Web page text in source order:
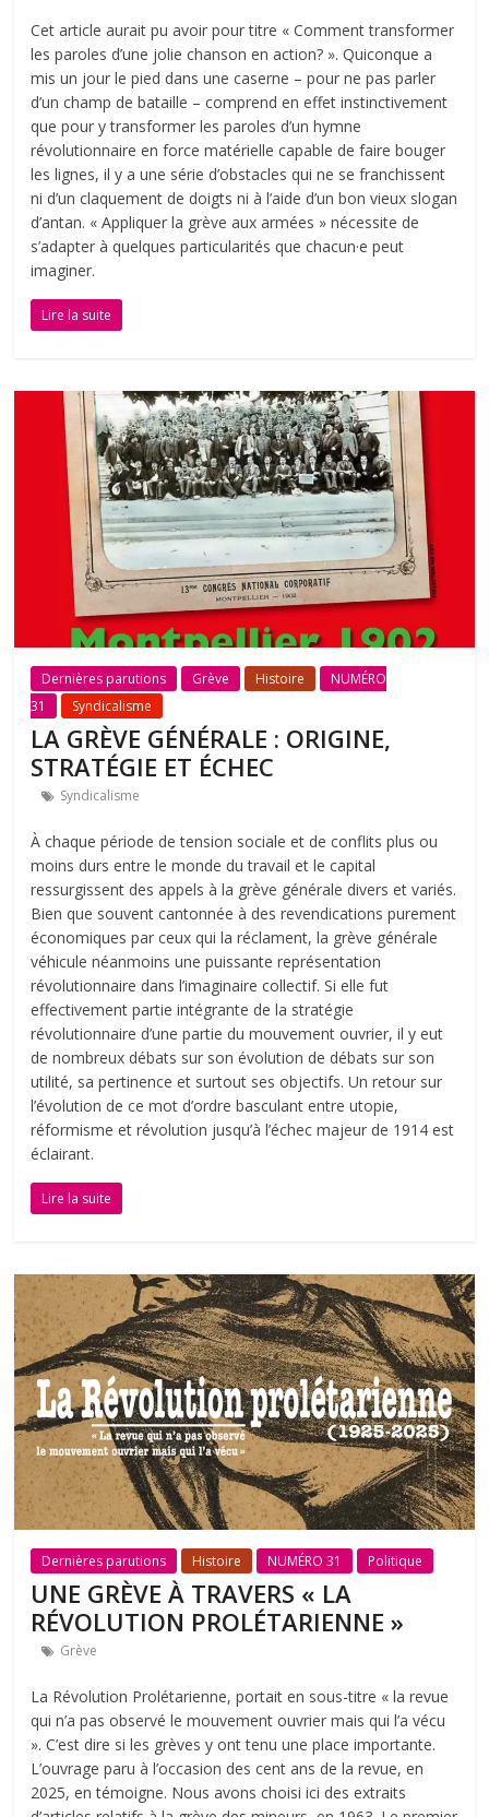
Cet article aurait pu avoir pour titre « Comment transformer
les paroles d’une jolie chanson en action? ». Quiconque a
mis un jour le pied dans une caserne – pour ne pas parler
d’un champ de bataille – comprend en effet instinctivement
que pour y transformer les paroles d’un hymne
révolutionnaire en force matérielle capable de faire bouger
les lignes, il y a une série d’obstacles qui ne se franchissent
ni d’un claquement de doigts ni à l’aide d’un bon vieux slogan
d’antan. « Appliquer la grève aux armées » nécessite de
s’adapter à quelques particularités que chacun·e peut
imaginer.
Lire la suite
Dernières parutions Grève Histoire
NUMÉRO
31
Syndicalisme
LA GRÈVE GÉNÉRALE : ORIGINE,
STRATÉGIE ET ÉCHEC
Syndicalisme
À chaque période de tension sociale et de conflits plus ou
moins durs entre le monde du travail et le capital
ressurgissent des appels à la grève générale divers et variés.
Bien que souvent cantonnée à des revendications purement
économiques par ceux qui la réclament, la grève générale
véhicule néanmoins une puissante représentation
révolutionnaire dans l’imaginaire collectif. Si elle fut
effectivement partie intégrante de la stratégie
révolutionnaire d’une partie du mouvement ouvrier, il y eut
de nombreux débats sur son évolution de débats sur son
utilité, sa pertinence et surtout ses objectifs. Un retour sur
l’évolution de ce mot d’ordre basculant entre utopie,
réformisme et révolution jusqu’à l’échec majeur de 1914 est
éclairant.
Lire la suite
Dernières parutions Histoire NUMÉRO 31 Politique
UNE GRÈVE À TRAVERS « LA
RÉVOLUTION PROLÉTARIENNE »
Grève
La Révolution Prolétarienne, portait en sous-titre « la revue
qui n’a pas observé le mouvement ouvrier mais qui l’a vécu
». C’est dire si les grèves y ont tenu une place importante.
L’ouvrage paru à l’occasion des cent ans de la revue, en
2025, en témoigne. Nous avons choisi ici des extraits